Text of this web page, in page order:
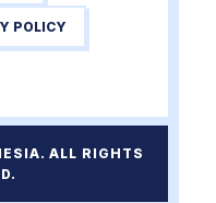
POLICY
ALL RIGHTS